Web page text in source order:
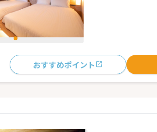
おすすめポイント